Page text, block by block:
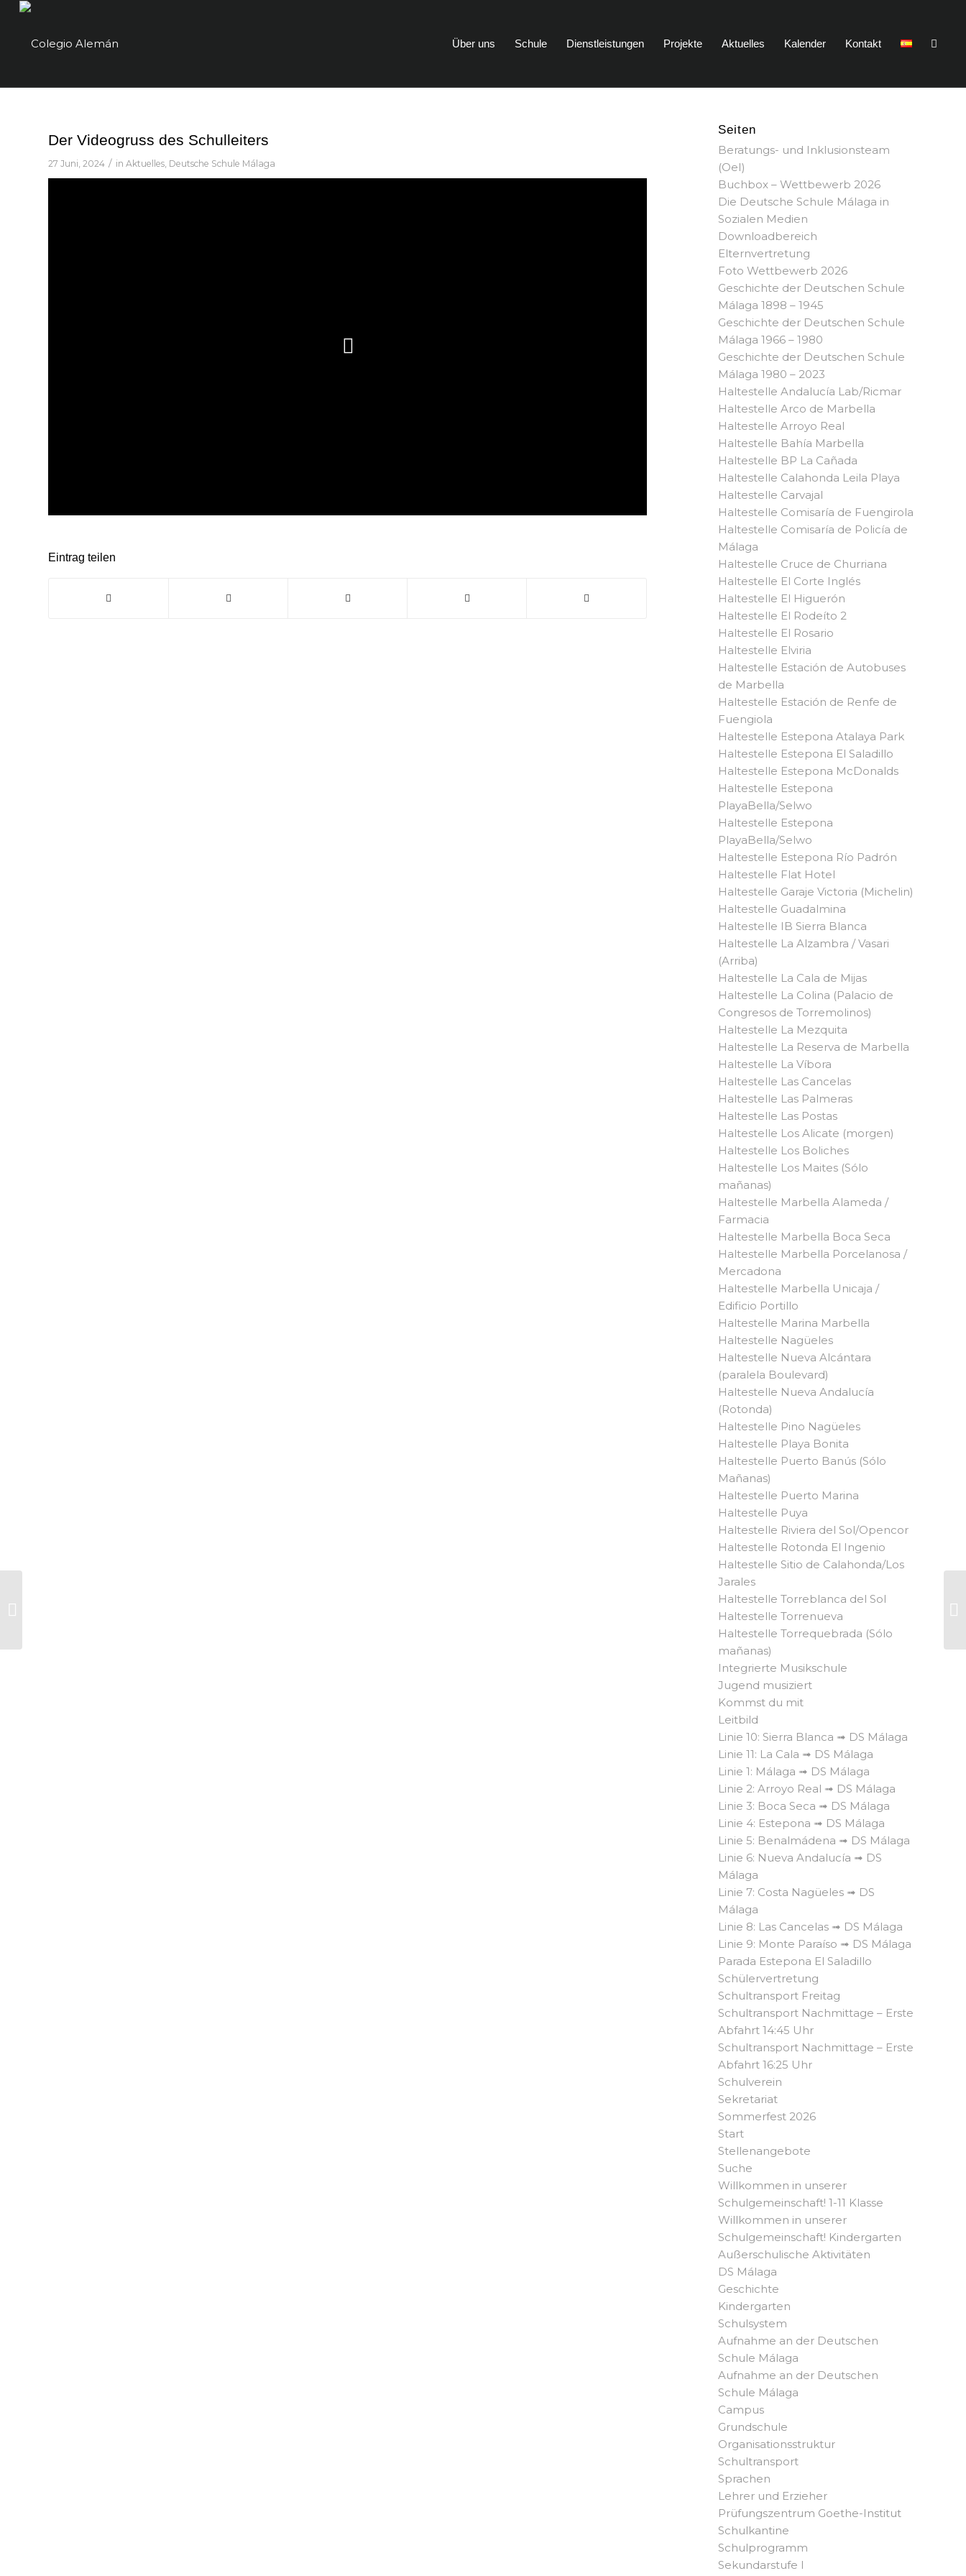
Über uns Schule Dienstleistungen Projekte Aktuelles Kalender Kontakt
Der Videogruss des Schulleiters
27 Juni, 2024 / in Aktuelles, Deutsche Schule Málaga
Eintrag teilen
Seiten
Beratungs- und Inklusionsteam
(OeI)
Buchbox – Wettbewerb 2026
Die Deutsche Schule Málaga in
Sozialen Medien
Downloadbereich
Elternvertretung
Foto Wettbewerb 2026
Geschichte der Deutschen Schule
Málaga 1898 – 1945
Geschichte der Deutschen Schule
Málaga 1966 – 1980
Geschichte der Deutschen Schule
Málaga 1980 – 2023
Haltestelle Andalucía Lab/Ricmar
Haltestelle Arco de Marbella
Haltestelle Arroyo Real
Haltestelle Bahía Marbella
Haltestelle BP La Cañada
Haltestelle Calahonda Leila Playa
Haltestelle Carvajal
Haltestelle Comisaría de Fuengirola
Haltestelle Comisaría de Policía de
Málaga
Haltestelle Cruce de Churriana
Haltestelle El Corte Inglés
Haltestelle El Higuerón
Haltestelle El Rodeíto 2
Haltestelle El Rosario
Haltestelle Elviria
Haltestelle Estación de Autobuses
de Marbella
Haltestelle Estación de Renfe de
Fuengiola
Haltestelle Estepona Atalaya Park
Haltestelle Estepona El Saladillo
Haltestelle Estepona McDonalds
Haltestelle Estepona
PlayaBella/Selwo
Haltestelle Estepona
PlayaBella/Selwo
Haltestelle Estepona Río Padrón
Haltestelle Flat Hotel
Haltestelle Garaje Victoria (Michelin)
Haltestelle Guadalmina
Haltestelle IB Sierra Blanca
Haltestelle La Alzambra / Vasari
(Arriba)
Haltestelle La Cala de Mijas
Haltestelle La Colina (Palacio de
Congresos de Torremolinos)
Haltestelle La Mezquita
Haltestelle La Reserva de Marbella
Haltestelle La Víbora
Haltestelle Las Cancelas
Haltestelle Las Palmeras
Haltestelle Las Postas
Haltestelle Los Alicate (morgen)
Haltestelle Los Boliches
Haltestelle Los Maites (Sólo
mañanas)
Haltestelle Marbella Alameda /
Farmacia
Haltestelle Marbella Boca Seca
Haltestelle Marbella Porcelanosa /
Mercadona
Haltestelle Marbella Unicaja /
Edificio Portillo
Haltestelle Marina Marbella
Haltestelle Nagüeles
Haltestelle Nueva Alcántara
(paralela Boulevard)
Haltestelle Nueva Andalucía
(Rotonda)
Haltestelle Pino Nagüeles
Haltestelle Playa Bonita
Haltestelle Puerto Banús (Sólo
Mañanas)
Haltestelle Puerto Marina
Haltestelle Puya
Haltestelle Riviera del Sol/Opencor
Haltestelle Rotonda El Ingenio
Haltestelle Sitio de Calahonda/Los
Jarales
Haltestelle Torreblanca del Sol
Haltestelle Torrenueva
Haltestelle Torrequebrada (Sólo
mañanas)
Integrierte Musikschule
Jugend musiziert
Kommst du mit
Leitbild
Linie 10: Sierra Blanca ➟ DS Málaga
Linie 11: La Cala ➟ DS Málaga
Linie 1: Málaga ➟ DS Málaga
Linie 2: Arroyo Real ➟ DS Málaga
Linie 3: Boca Seca ➟ DS Málaga
Linie 4: Estepona ➟ DS Málaga
Linie 5: Benalmádena ➟ DS Málaga
Linie 6: Nueva Andalucía ➟ DS
Málaga
Linie 7: Costa Nagüeles ➟ DS
Málaga
Linie 8: Las Cancelas ➟ DS Málaga
Linie 9: Monte Paraíso ➟ DS Málaga
Parada Estepona El Saladillo
Schülervertretung
Schultransport Freitag
Schultransport Nachmittage – Erste
Abfahrt 14:45 Uhr
Schultransport Nachmittage – Erste
Abfahrt 16:25 Uhr
Schulverein
Sekretariat
Sommerfest 2026
Start
Stellenangebote
Suche
Willkommen in unserer
Schulgemeinschaft! 1-11 Klasse
Willkommen in unserer
Schulgemeinschaft! Kindergarten
Außerschulische Aktivitäten
DS Málaga
Geschichte
Kindergarten
Schulsystem
Aufnahme an der Deutschen
Schule Málaga
Aufnahme an der Deutschen
Schule Málaga
Campus
Grundschule
Organisationsstruktur
Schultransport
Sprachen
Lehrer und Erzieher
Prüfungszentrum Goethe-Institut
Schulkantine
Schulprogramm
Sekundarstufe I